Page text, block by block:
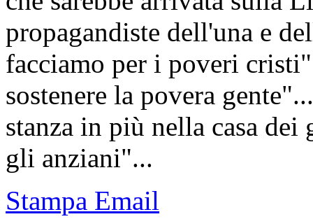
propagandiste dell'una e
facciamo per i poveri
sostenere la povera
stanza in più nella casa
gli anziani"...
Stampa Email